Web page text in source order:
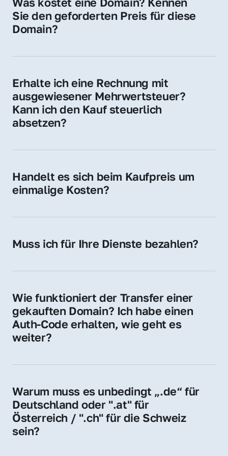
Adressen oder als digitale Investition.
Sie den geforderten Preis für diese
Domain?
Domain liegt ein konkreter Kaufpreis vor –
unverbindliches Angebot.
Erhalte ich eine Rechnung mit
ausgewiesener Mehrwertsteuer?
Kann ich den Kauf steuerlich
absetzen?
Für Unternehmen ist der Kauf in der Regel
Handelt es sich beim Kaufpreis um
einmalige Kosten?
späteren Betrieb der Domain (z. B. beim
Gebühren an. Diese bewegen sich für .de
Muss ich für Ihre Dienste bezahlen?
der Domain – ohne zusätzliche Vermittlungs-
Wie funktioniert der Transfer einer
gekauften Domain? Ich habe einen
Auth-Code erhalten, wie geht es
weiter?
Provider, die Domain zu übernehmen. Gerne
schnellen Prozess.
Warum muss es unbedingt „.de“ für
Deutschland oder ".at" für
Österreich / ".ch" für die Schweiz
sein?